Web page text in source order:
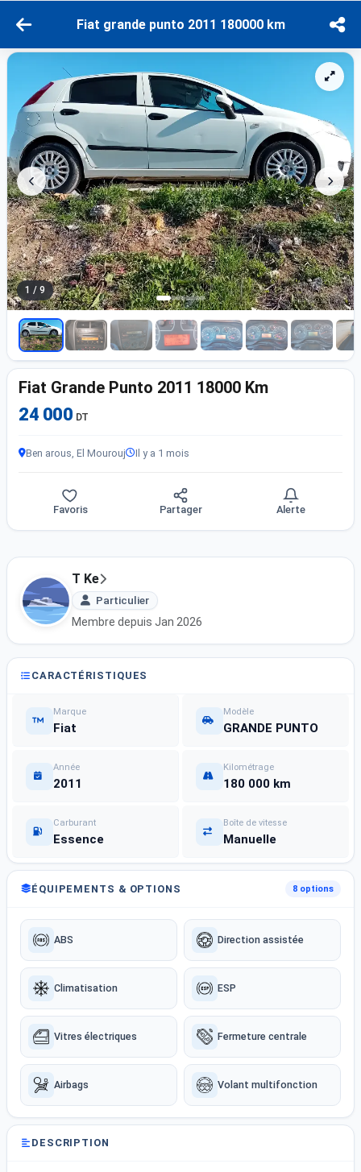
Fiat grande punto 2011 180000 km
1 / 9
Fiat Grande Punto 2011 18000 Km
24 000 DT
Ben arous, El Mourouj Il y a 1 mois
Favoris Partager Alerte
T Ke
Particulier
Membre depuis Jan 2026
CARACTÉRISTIQUES
Marque
Fiat
Modèle
GRANDE PUNTO
Année
2011
Kilométrage
180 000 km
Carburant
Essence
Boîte de vitesse
Manuelle
ÉQUIPEMENTS & OPTIONS 8 options
ABS Direction assistée
Climatisation ESP
Vitres électriques Fermeture centrale
Airbags Volant multifonction
DESCRIPTION